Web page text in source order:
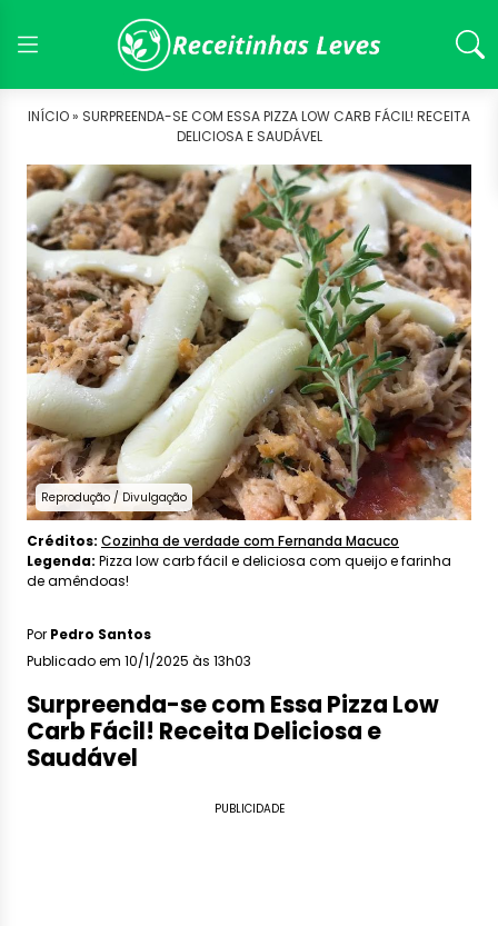
INÍCIO » SURPREENDA-SE COM ESSA PIZZA LOW CARB FÁCIL! RECEITA
DELICIOSA E SAUDÁVEL
Reprodução / Divulgação
Créditos: Cozinha de verdade com Fernanda Macuco
Legenda: Pizza low carb fácil e deliciosa com queijo e farinha
de amêndoas!
Por Pedro Santos
Publicado em 10/1/2025 às 13h03
Surpreenda-se com Essa Pizza Low
Carb Fácil! Receita Deliciosa e
Saudável
PUBLICIDADE